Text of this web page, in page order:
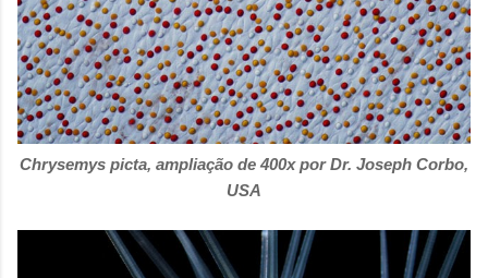
Chrysemys picta, ampliação de 400x porDr. Joseph Corbo,
USA